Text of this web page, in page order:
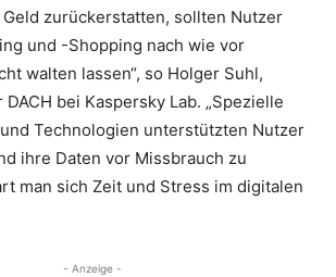
zurückerstatten, sollten Nutzer
und -Shopping nach wie vor
walten lassen“, so Holger Suhl,
DACH bei Kaspersky Lab. „Spezielle
Technologien unterstützten Nutzer
ihre Daten vor Missbrauch zu
man sich Zeit und Stress im digitalen
- Anzeige -